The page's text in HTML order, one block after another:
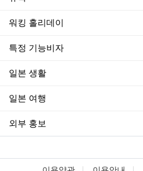
워킹 홀리데이
특정 기능비자
일본 생활
일본 여행
외부 홍보